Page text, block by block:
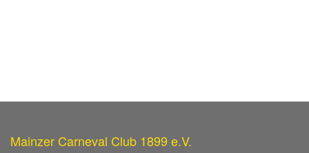
Mainzer Carneval Club 1899 e.V.